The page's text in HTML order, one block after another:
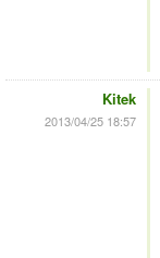
Kitek
2013/04/25 18:57